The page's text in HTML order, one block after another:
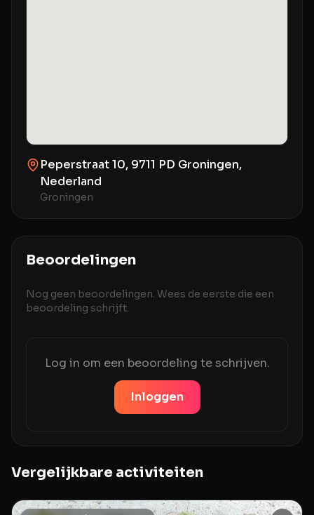
Peperstraat 10, 9711 PD Groningen,
Nederland
Groningen
Beoordelingen
Nog geen beoordelingen. Wees de eerste die een
beoordeling schrijft.
Log in om een beoordeling te schrijven.
Inloggen
Vergelijkbare activiteiten